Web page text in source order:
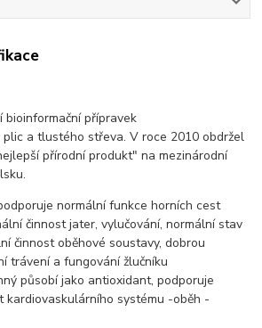
bioinformační přípravek
plic a tlustého střeva. V roce 2010 obdržel
přírodní produkt" na mezinárodní
normální funkce horních cest
činnost jater, vylučování, normální stav
činnost oběhové soustavy, dobrou
trávení a fungování žlučníku
působí jako antioxidant, podporuje
kardiovaskulárního systému -oběh -